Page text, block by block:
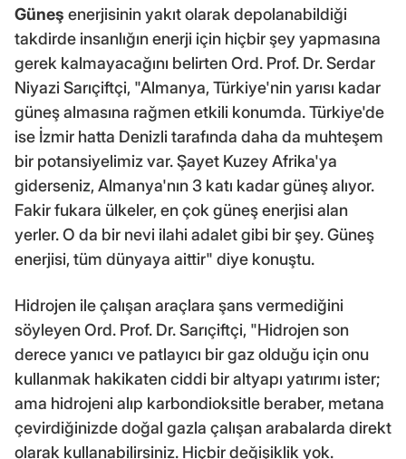
Güneş enerjisinin yakıt olarak depolanabildiği
takdirde insanlığın enerji için hiçbir şey yapmasına
gerek kalmayacağını belirten Ord. Prof. Dr. Serdar
Niyazi Sarıçiftçi, "Almanya, Türkiye'nin yarısı kadar
güneş almasına rağmen etkili konumda. Türkiye'de
ise İzmir hatta Denizli tarafında daha da muhteşem
bir potansiyelimiz var. Şayet Kuzey Afrika'ya
giderseniz, Almanya'nın 3 katı kadar güneş alıyor.
Fakir fukara ülkeler, en çok güneş enerjisi alan
yerler. O da bir nevi ilahi adalet gibi bir şey. Güneş
enerjisi, tüm dünyaya aittir" diye konuştu.
Hidrojen ile çalışan araçlara şans vermediğini
söyleyen Ord. Prof. Dr. Sarıçiftçi, "Hidrojen son
derece yanıcı ve patlayıcı bir gaz olduğu için onu
kullanmak hakikaten ciddi bir altyapı yatırımı ister;
ama hidrojeni alıp karbondioksitle beraber, metana
çevirdiğinizde doğal gazla çalışan arabalarda direkt
olarak kullanabilirsiniz. Hiçbir değişiklik yok.